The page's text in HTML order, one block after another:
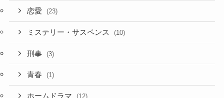
恋愛 (23)
ミステリー・サスペンス (10)
刑事 (3)
青春 (1)
ホームドラマ (12)